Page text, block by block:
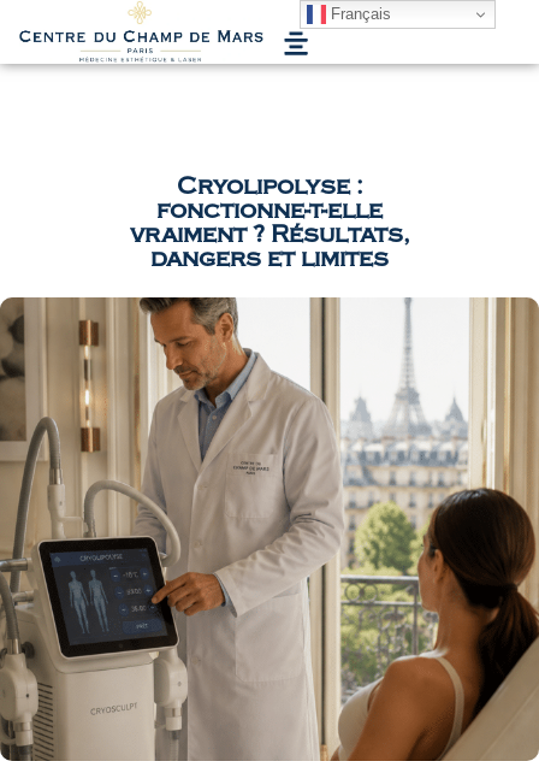
MENU
Cryolipolyse :
fonctionne-t-elle
vraiment ? Résultats,
dangers et limites
Français